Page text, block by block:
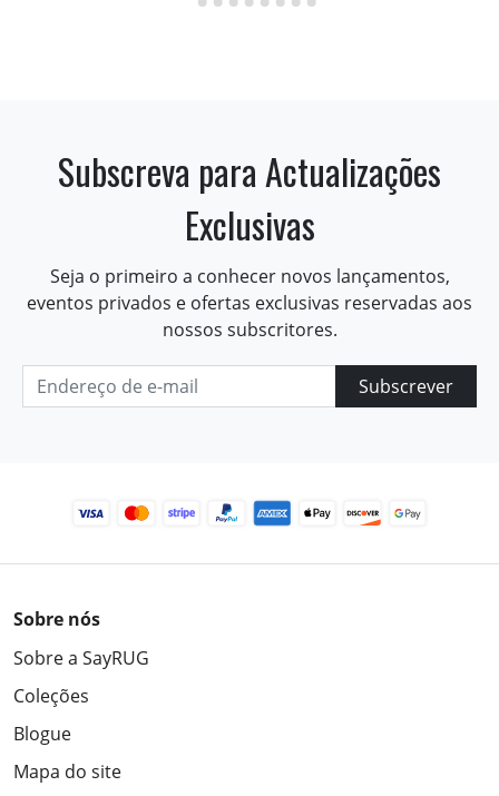
Subscreva para Actualizações
Exclusivas
Seja o primeiro a conhecer novos lançamentos,
eventos privados e ofertas exclusivas reservadas aos
nossos subscritores.
Subscrever
Sobre nós
Sobre a SayRUG
Coleções
Blogue
Mapa do site